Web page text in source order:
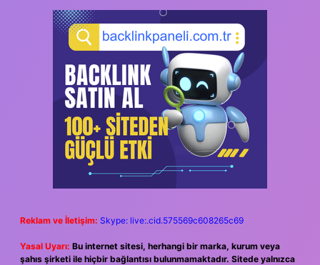
Reklam ve İletişim: Skype: live:.cid.575569c608265c69
Yasal Uyarı: Bu internet sitesi, herhangi bir marka, kurum veya
şahıs şirketi ile hiçbir bağlantısı bulunmamaktadır. Sitede yalnızca